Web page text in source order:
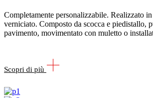
Completamente personalizzabile. Realizzato
verniciato. Composto da scocca e piedistallo,
pavimento, movimentato con muletto o
Scopri di più